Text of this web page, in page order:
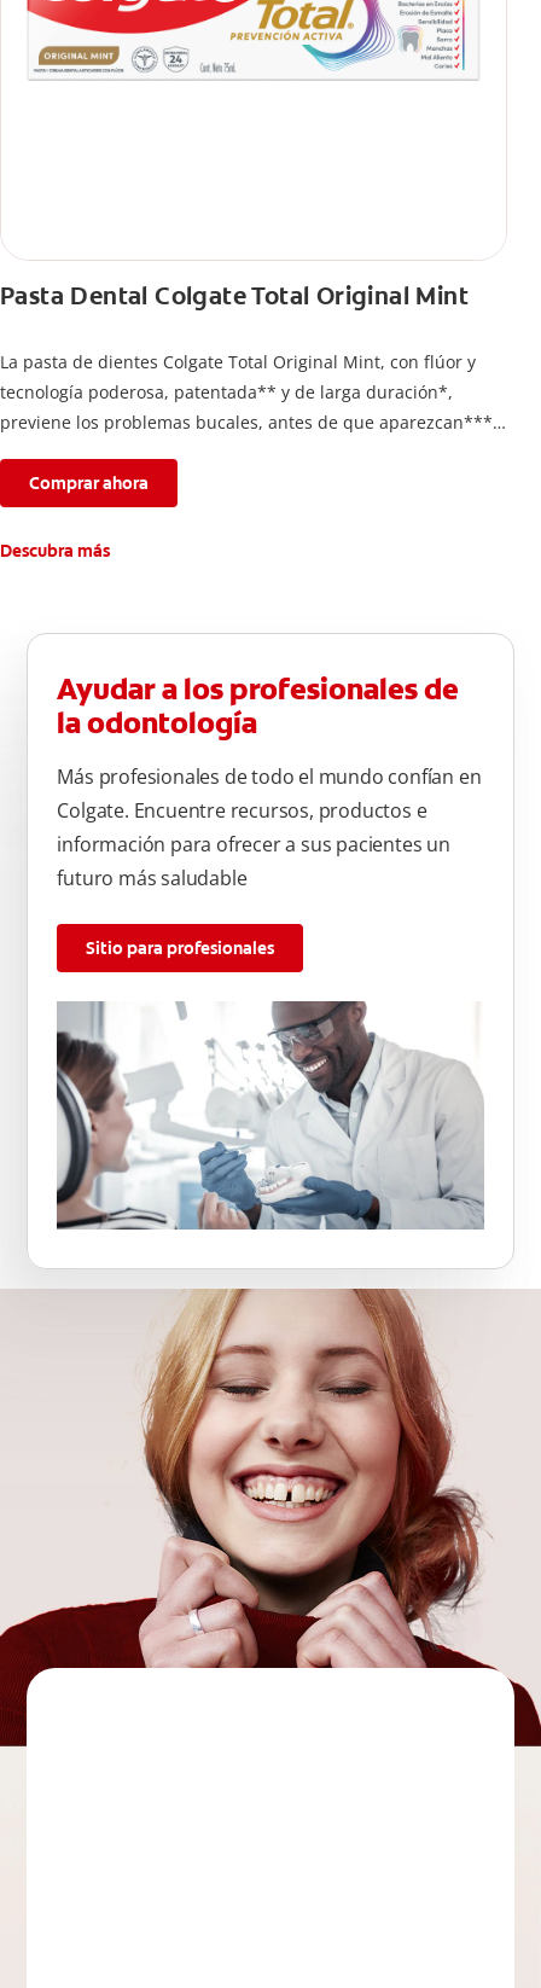
Pasta Dental Colgate Total Original Mint
La pasta de dientes Colgate Total Original Mint, con flúor y
tecnología poderosa, patentada** y de larga duración*,
previene los problemas bucales, antes de que aparezcan****.
completa limpieza dental.
*Con el cepillado 2 veces por día y uso continuo por 4
semanas.
comunes causados por bacterias como: placa, caries, sarro y
Comprar ahora
Descubra más
Ayudar a los profesionales de
la odontología
Más profesionales de todo el mundo confían en
Colgate. Encuentre recursos, productos e
información para ofrecer a sus pacientes un
futuro más saludable
Sitio para profesionales